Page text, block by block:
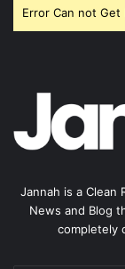
Error Can not
Jannah is a Clean
News and Blog
completely